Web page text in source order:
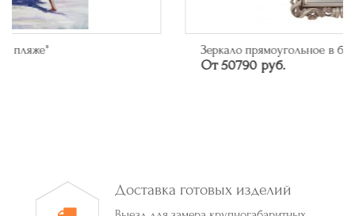
Зеркало прямоугольное в багете цвета серебро
Доставка готовых изделий